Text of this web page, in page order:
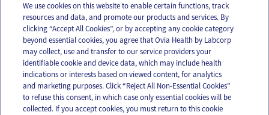
Email Text
OUR APPS
We use cookies on this website to enable certain functions, track
resources and data, and promote our products and services. By
clicking “Accept All Cookies”, or by accepting any cookie category
beyond essential cookies, you agree that Ovia Health by Labcorp
may collect, use and transfer to our service providers your
identifiable cookie and device data, which may include health
indications or interests based on viewed content, for analytics
and marketing purposes. Click “Reject All Non-Essential Cookies”
to refuse this consent, in which case only essential cookies will be
collected. If you accept cookies, you must return to this cookie